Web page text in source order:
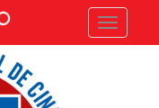
Toggle
navigation